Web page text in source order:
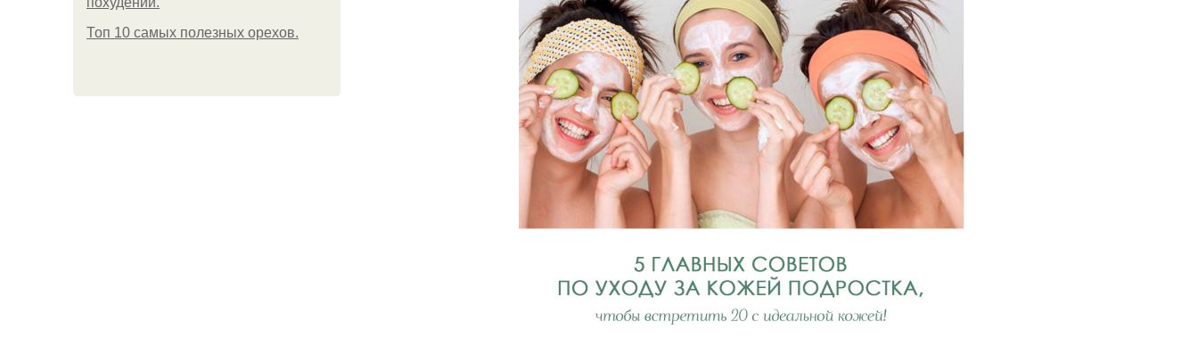
Топ 10 самых полезных орехов.